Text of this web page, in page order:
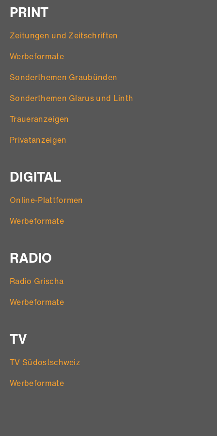
PRINT
Zeitungen und Zeitschriften
Werbeformate
Sonderthemen Graubünden
Sonderthemen Glarus und Linth
Traueranzeigen
Privatanzeigen
DIGITAL
Online-Plattformen
Werbeformate
RADIO
Radio Grischa
Werbeformate
TV
TV Südostschweiz
Werbeformate